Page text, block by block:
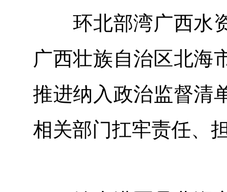
环北部湾广西水资
广西壮族自治区北海
推进纳入政治监督清
相关部门扛牢责任、